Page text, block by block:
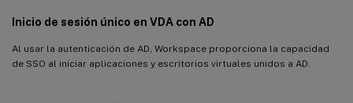
Inicio de sesión único en VDA con AD
Al usar la autenticación de AD, Workspace proporciona la capacidad
de SSO al iniciar aplicaciones y escritorios virtuales unidos a AD.